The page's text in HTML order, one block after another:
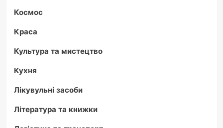
Космос
Краса
Культура та мистецтво
Кухня
Лікувульні засоби
Література та книжки